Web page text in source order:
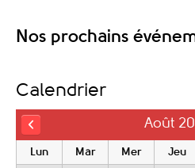
Nos prochains
Calendrier
Août
Lun Mar Mer Jeu